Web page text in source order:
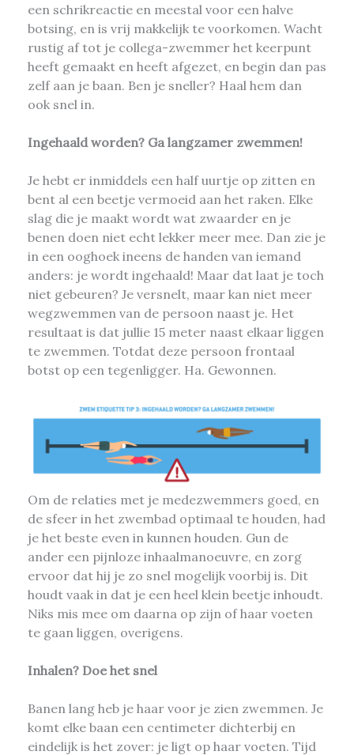
een schrikreactie en meestal voor een halve
botsing, en is vrij makkelijk te voorkomen. Wacht
rustig af tot je collega-zwemmer het keerpunt
heeft gemaakt en heeft afgezet, en begin dan pas
zelf aan je baan. Ben je sneller? Haal hem dan
ook snel in.
Ingehaald worden? Ga langzamer zwemmen!
Je hebt er inmiddels een half uurtje op zitten en
bent al een beetje vermoeid aan het raken. Elke
slag die je maakt wordt wat zwaarder en je
benen doen niet echt lekker meer mee. Dan zie je
in een ooghoek ineens de handen van iemand
anders: je wordt ingehaald! Maar dat laat je toch
niet gebeuren? Je versnelt, maar kan niet meer
wegzwemmen van de persoon naast je. Het
resultaat is dat jullie 15 meter naast elkaar liggen
te zwemmen. Totdat deze persoon frontaal
botst op een tegenligger. Ha. Gewonnen.
Om de relaties met je medezwemmers goed, en
de sfeer in het zwembad optimaal te houden, had
je het beste even in kunnen houden. Gun de
ander een pijnloze inhaalmanoeuvre, en zorg
ervoor dat hij je zo snel mogelijk voorbij is. Dit
houdt vaak in dat je een heel klein beetje inhoudt.
Niks mis mee om daarna op zijn of haar voeten
te gaan liggen, overigens.
Inhalen? Doe het snel
Banen lang heb je haar voor je zien zwemmen. Je
komt elke baan een centimeter dichterbij en
eindelijk is het zover: je ligt op haar voeten. Tijd